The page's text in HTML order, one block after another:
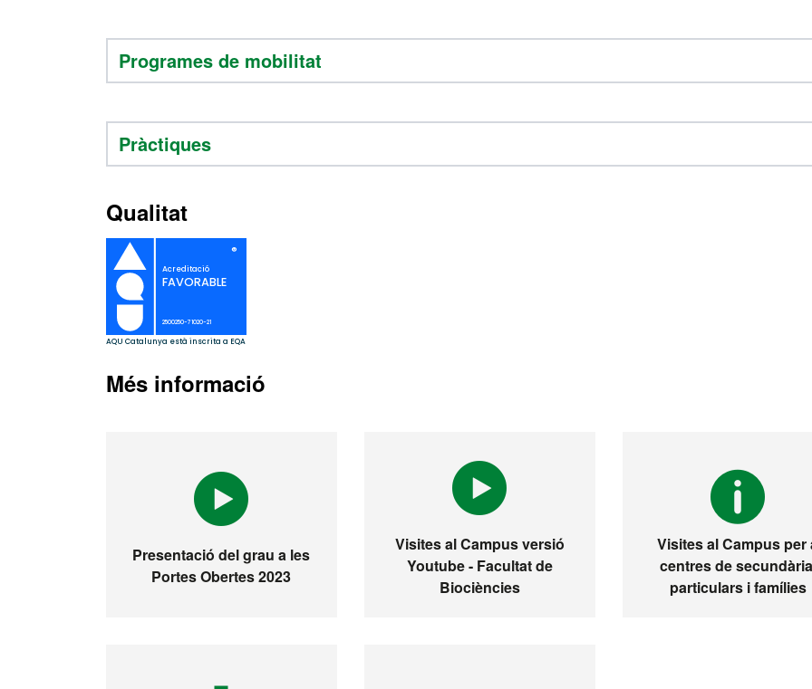
Programes de mobilitat
Pràctiques
Qualitat
Més informació
Presentació del grau a les
Portes Obertes 2023
Visites al Campus versió
Youtube - Facultat de
Biociències
Visites al Campus per
centres de
particulars i famílies